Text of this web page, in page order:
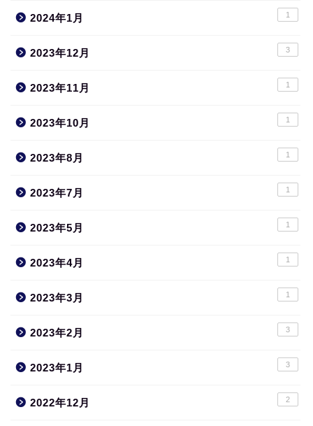
2024年1月 1
2023年12月 3
2023年11月 1
2023年10月 1
2023年8月 1
2023年7月 1
2023年5月 1
2023年4月 1
2023年3月 1
2023年2月 3
2023年1月 3
2022年12月 2